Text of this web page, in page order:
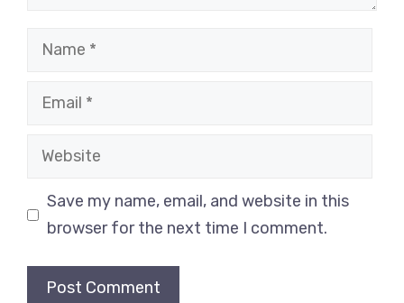
Name
Email
Website
Save my name, email, and website in this
browser for the next time I comment.